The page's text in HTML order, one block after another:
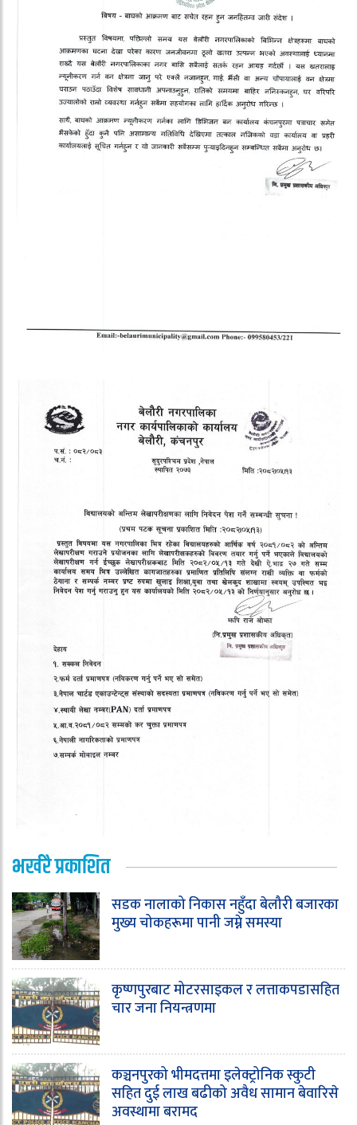
भर्खरै प्रकाशित
सडक नालाको निकास नहुँदा बेलौरी बजारका
मुख्य चोकहरूमा पानी जम्ने समस्या
कृष्णपुरबाट मोटरसाइकल र लत्ताकपडासहित
चार जना नियन्त्रणमा
कञ्चनपुरको भीमदत्तमा इलेक्ट्रोनिक स्कुटी
सहित दुई लाख बढीको अवैध सामान बेवारिसे
अवस्थामा बरामद